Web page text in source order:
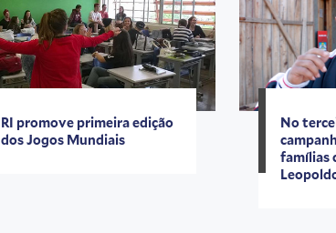
RI promove primeira edição
dos Jogos Mundiais
No
famílias